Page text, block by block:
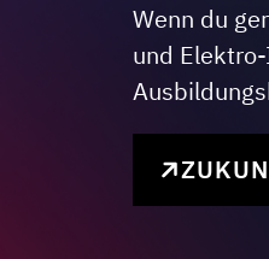
Wenn du
und